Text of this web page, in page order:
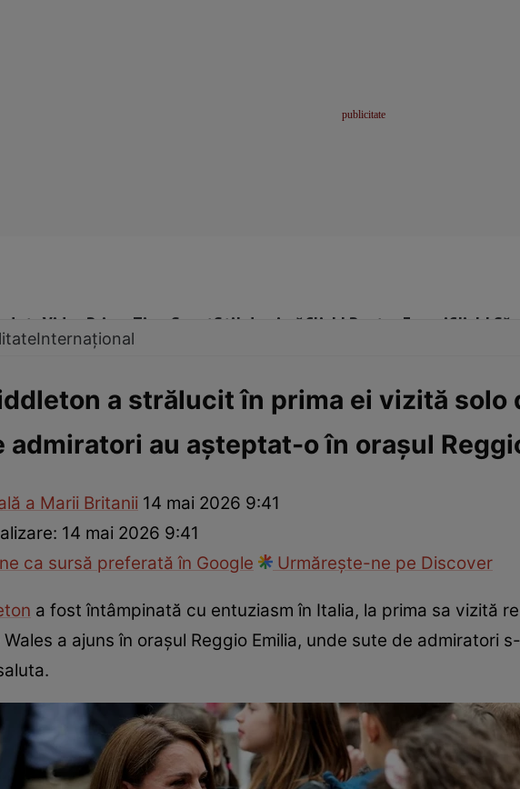
Video Prime Time SportStil de viațăClick! Pentru FemeiClick!
Fapt diversTehnologieNaționalSport
Internațional
a strălucit în prima ei vizită solo
admiratori au așteptat-o în orașul
a Marii Britanii 14 mai 2026 9:41
14 mai 2026 9:41
ca sursă preferată în Google
Urmărește-ne pe Discover
a fost întâmpinată cu entuziasm în Italia, la prima sa vizită
a ajuns în orașul Reggio Emilia, unde sute de admiratori